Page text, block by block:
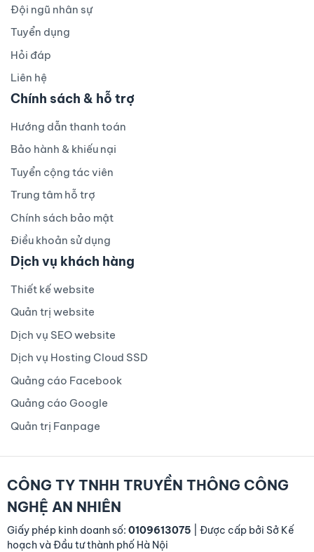
Đội ngũ nhân sự
Tuyển dụng
Hỏi đáp
Liên hệ
Chính sách & hỗ trợ
Hướng dẫn thanh toán
Bảo hành & khiếu nại
Tuyển cộng tác viên
Trung tâm hỗ trợ
Chính sách bảo mật
Điều khoản sử dụng
Dịch vụ khách hàng
Thiết kế website
Quản trị website
Dịch vụ SEO website
Dịch vụ Hosting Cloud SSD
Quảng cáo Facebook
Quảng cáo Google
Quản trị Fanpage
CÔNG TY TNHH TRUYỀN THÔNG CÔNG
NGHỆ AN NHIÊN
Giấy phép kinh doanh số: 0109613075 | Được cấp bởi Sở Kế
hoạch và Đầu tư thành phố Hà Nội